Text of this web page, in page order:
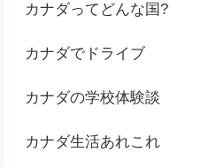
カナダってどんな国?
カナダでドライブ
カナダの学校体験談
カナダ生活あれこれ